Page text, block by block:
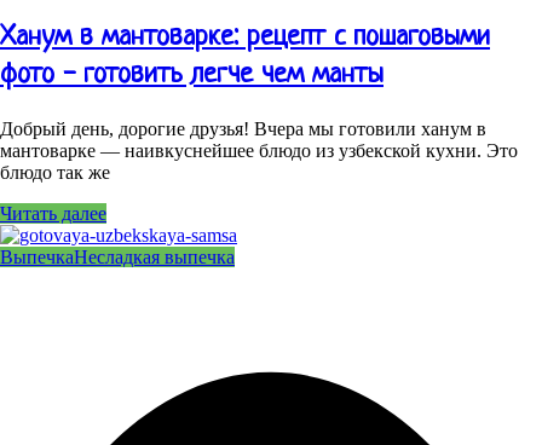
Ханум в мантоварке: рецепт с пошаговыми
фото - готовить легче чем манты
Добрый день, дорогие друзья! Вчера мы готовили ханум в
мантоварке — наивкуснейшее блюдо из узбекской кухни. Это
блюдо так же
Читать далее
ВыпечкаНесладкая выпечка